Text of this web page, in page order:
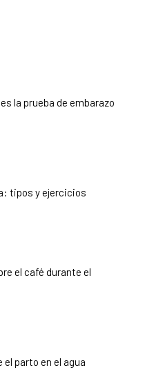
la prueba de embarazo
tipos y ejercicios
el café durante el
parto en el agua